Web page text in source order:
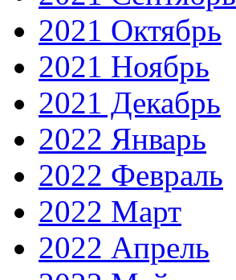
2021 Октябрь
2021 Ноябрь
2021 Декабрь
2022 Январь
2022 Февраль
2022 Март
2022 Апрель